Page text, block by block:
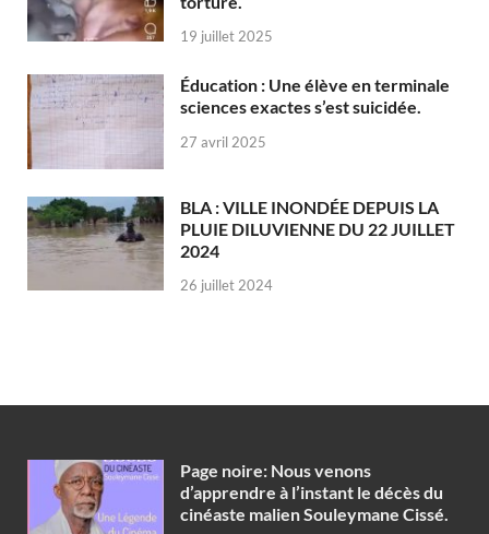
19 juillet 2025
Éducation : Une élève en terminale
sciences exactes s’est suicidée.
27 avril 2025
BLA : VILLE INONDÉE DEPUIS LA
PLUIE DILUVIENNE DU 22 JUILLET
2024
26 juillet 2024
Page noire: Nous venons
d’apprendre à l’instant le décès du
cinéaste malien Souleymane Cissé.